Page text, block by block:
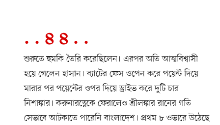
. . ৪ ৪ . .
শুরুতে হুমকি তৈরি করেছিলেন। এরপর অতি আত্মবিশ্বাসী
হয়ে গেলেন হাসান। ব্যাটের ফেস ওপেন করে পয়েন্ট দিয়ে
মারার পর পয়েন্টের ওপর দিয়ে ড্রাইভ করে দুটি চার
নিশাঙ্কার। করুনারত্নেকে ফেরালেও শ্রীলঙ্কার রানের গতি
সেভাবে আটকাতে পারেনি বাংলাদেশ। প্রথম ৮ ওভারে উঠেছে